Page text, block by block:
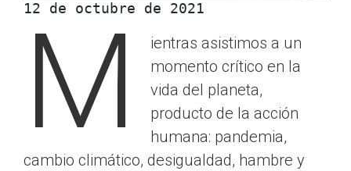
12 de octubre de 2021
M
ientras asistimos a un
momento crítico en la
vida del planeta,
producto de la acción
humana: pandemia,
cambio climático, desigualdad, hambre y